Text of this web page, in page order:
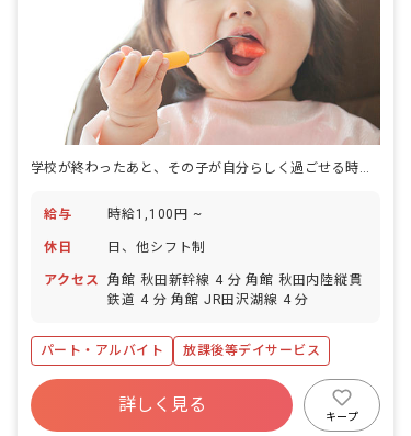
学校が終わったあと、その子が自分らしく過ごせる時間を、少しずつ一緒につくる仕事です。
給与 時給1,100円 ~
休日 日、他シフト制
アクセス
角館 秋田新幹線 4 分 角館 秋田内陸縦貫
鉄道 4 分 角館 JR田沢湖線 4 分
パート・アルバイト 放課後等デイサービス
詳しく見る
キープ